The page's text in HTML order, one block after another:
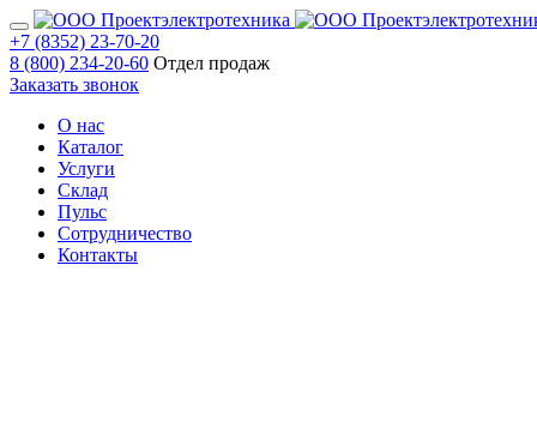
+7 (8352) 23-70-20
8 (800) 234-20-60 Отдел продаж
Заказать звонок
О нас
Каталог
Услуги
Склад
Пульс
Сотрудничество
Контакты